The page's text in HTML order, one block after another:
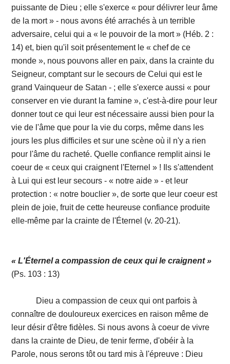
puissante de Dieu ; elle s'exerce « pour délivrer leur âme
de la mort » - nous avons été arrachés à un terrible
adversaire, celui qui a « le pouvoir de la mort » (Héb. 2 :
14) et, bien qu'il soit présentement le « chef de ce
monde », nous pouvons aller en paix, dans la crainte du
Seigneur, comptant sur le secours de Celui qui est le
grand Vainqueur de Satan - ; elle s'exerce aussi « pour
conserver en vie durant la famine », c'est-à-dire pour leur
donner tout ce qui leur est nécessaire aussi bien pour la
vie de l'âme que pour la vie du corps, même dans les
jours les plus difficiles et sur une scène où il n'y a rien
pour l'âme du racheté. Quelle confiance remplit ainsi le
coeur de « ceux qui craignent l'Eternel » ! Ils s'attendent
à Lui qui est leur secours - « notre aide » - et leur
protection : « notre bouclier », de sorte que leur coeur est
plein de joie, fruit de cette heureuse confiance produite
elle-même par la crainte de l'Éternel (v. 20-21).
« L'Éternel a compassion de ceux qui le craignent »
(Ps. 103 : 13)
Dieu a compassion de ceux qui ont parfois à
connaître de douloureux exercices en raison même de
leur désir d'être fidèles. Si nous avons à coeur de vivre
dans la crainte de Dieu, de tenir ferme, d'obéir à la
Parole, nous serons tôt ou tard mis à l'épreuve : Dieu